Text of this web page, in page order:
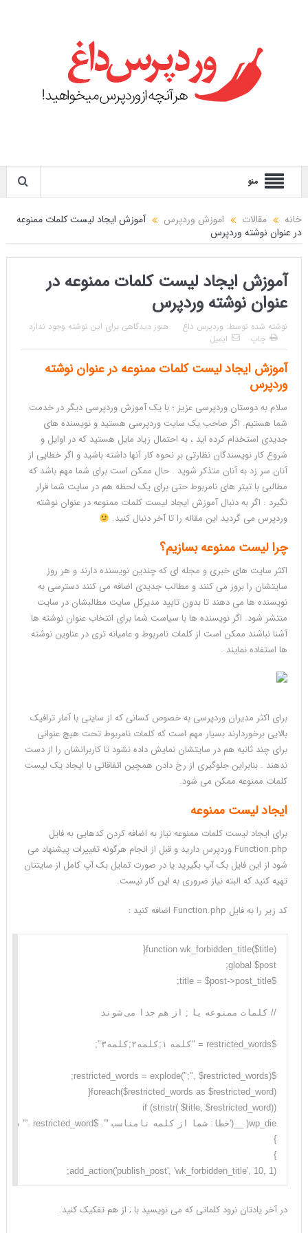
منو
خانه مقالات اموزش وردپرس
آموزش ایجاد لیست کلمات ممنوعه
در عنوان نوشته وردپرس
آموزش ایجاد لیست کلمات ممنوعه در
عنوان نوشته وردپرس
نوشته شده توسط: وردپرس داغ
هنوز دیدگاهی برای این نوشته وجود ندارد
چاپ
ایمیل
آموزش ایجاد لیست کلمات ممنوعه در عنوان نوشته
وردپرس
سلام به دوستان وردپرسی عزیز ؛ با یک آموزش وردپرسی دیگر در خدمت
شما هستیم. اگر صاحب یک سایت وردپرسی هستید و نویسنده های
جدیدی استخدام کرده اید ، به احتمال زیاد مایل هستید که در اوایل و
شروع کار نویسندگان نظارتی بر نحوه کار آنها داشته باشید و اگر خطایی از
آنان سر زد به آنان متذکر شوید . حال ممکن است برای شما مهم باشد که
مطالبی با تیتر های نامربوط حتی برای یک لحظه هم در سایت شما قرار
نگیرد . اگر به دنبال آموزش ایجاد لیست کلمات ممنوعه در عنوان نوشته
وردپرس می گردید این مقاله را تا آخر دنبال کنید.
چرا لیست ممنوعه بسازیم؟
اکثر سایت های خبری و مجله ای که چندین نویسنده دارند و هر روز
سایتشان را بروز می کنند و مطالب جدیدی اضافه می کنند دسترسی به
نویسنده ها می دهند تا بدون تایید مدیرکل سایت مطالبشان در سایت
منتشر شود. اگر نویسنده ها با سیاست شما برای انتخاب عنوان نوشته ها
آشنا نباشند ممکن است از کلمات نامربوط و عامیانه تری در عناوین نوشته
ها استفاده نمایند .
برای اکثر مدیران وردپرسی به خصوص کسانی که از سایتی با آمار ترافیک
بالایی برخوردارند بسیار مهم است که کلمات نامربوط تحت هیچ عنوانی
برای چند ثانیه هم در سایتشان نمایش داده نشود تا کاربرانشان را از دست
ندهند . بنابراین جلوگیری از رخ دادن همچین اتفاقاتی با ایجاد یک لیست
کلمات ممنوعه ممکن می شود.
ایجاد لیست ممنوعه
برای ایجاد لیست کلمات ممنوعه نیاز به اضافه کردن کدهایی به فایل
Function.php وردپرس دارید و قبل از انجام هرگونه تغییرات پیشنهاد می
شود از این فایل بک آپ بگیرید یا در صورت تمایل بک آپ کامل از سایتتان
تهیه کنید که البته نیاز ضروری به این کار نیست.
کد زیر را به فایل Function.php اضافه کنید :
function wk_forbidden_title($title){
foreach($restricted_words as $restricted_word){
}
}
add_action('publish_post', 'wk_forbidden_title', 10, 1);
در آخر یادتان نرود کلماتی که می نویسید با ; از هم تفکیک کنید.